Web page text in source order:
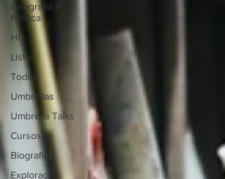
Geografia e
Política
HQ
Listas
Todos
Umbrellas
Umbrella Talks
Cursos
Biografias
Exploração